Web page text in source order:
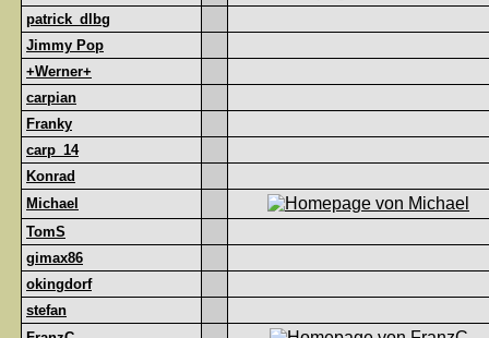
patrick_dlbg
Jimmy Pop
+Werner+
carpian
Franky
carp_14
Konrad
Michael
TomS
gimax86
okingdorf
stefan